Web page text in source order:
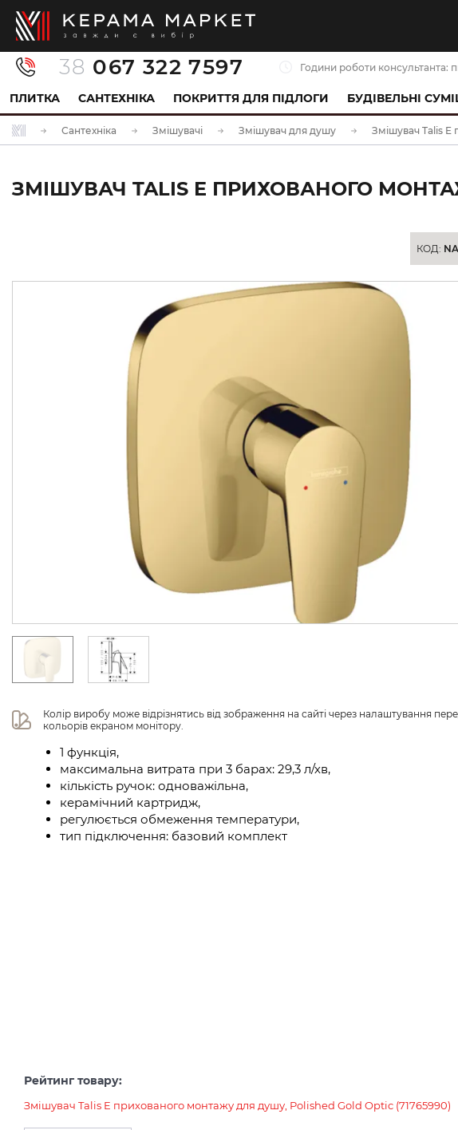
38 067 322 7597 Години роботи консультанта:
ПЛИТКА САНТЕХНІКА ПОКРИТТЯ ДЛЯ ПІДЛОГИ БУДІВЕЛЬНІ
Сантехніка Змішувачі Змішувач для душу Змішувач Talis E
ЗМІШУВАЧ TALIS E ПРИХОВАНОГО
КОД:
Колір виробу може відрізнятись від зображення на сайті через налаштування
кольорів екраном монітору.
1 функція,
максимальна витрата при 3 барах: 29,3 л/хв,
кількість ручок: одноважільна,
керамічний картридж,
регулюється обмеження температури,
тип підключення: базовий комплект
Рейтинг товару:
Змішувач Talis E прихованого монтажу для душу, Polished Gold Optic (71765990)